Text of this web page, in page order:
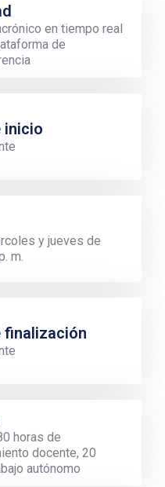
en tiempo real
de
inicio
y jueves de
m.
finalización
horas de
docente, 20
autónomo